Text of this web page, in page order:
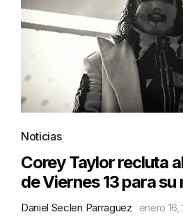
Noticias
Corey Taylor recluta
de Viernes 13 para
Daniel Seclen Parraguez enero